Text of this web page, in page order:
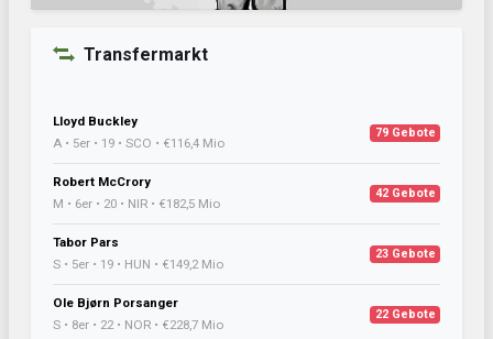
Transfermarkt
Lloyd Buckley
A • 5er • 19 • SCO • €116,4 Mio
79 Gebote
Robert McCrory
M • 6er • 20 • NIR • €182,5 Mio
42 Gebote
Tabor Pars
S • 5er • 19 • HUN • €149,2 Mio
23 Gebote
Ole Bjørn Porsanger
S • 8er • 22 • NOR • €228,7 Mio
22 Gebote